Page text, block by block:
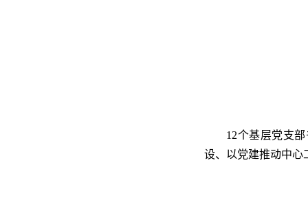
12个基层党支
设、以党建推动中心